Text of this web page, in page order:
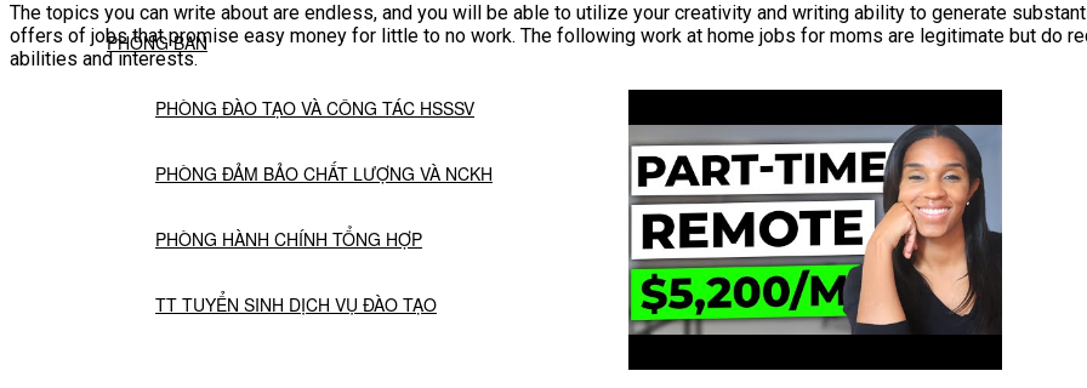
PHÒNG BAN
PHÒNG ĐÀO TẠO VÀ CÔNG TÁC HSSSV
PHÒNG ĐẢM BẢO CHẤT LƯỢNG VÀ NCKH
PHÒNG HÀNH CHÍNH TỔNG HỢP
TT TUYỂN SINH DỊCH VỤ ĐÀO TẠO
The topics you can write about are endless, and you will be able to utilize your creativity and writing ability to generate
offers of jobs that promise easy money for little to no work. The following work at home jobs for moms are legitimate but do
abilities and interests.